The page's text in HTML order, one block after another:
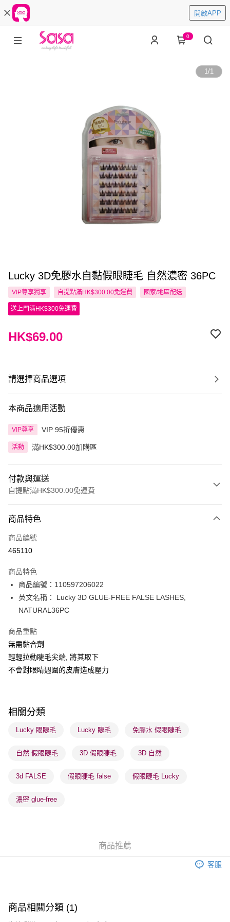
開啟APP
0
1/1
Lucky 3D免膠水自黏假眼睫毛 自然濃密 36PC
VIP尊享獨享 自提點滿HK$300.00免運費 國家/地區配送
送上門滿HK$300免運費
HK$69.00
請選擇商品選項
本商品適用活動
VIP尊享 VIP 95折優惠
活動 滿HK$300.00加購區
付款與運送
自提點滿HK$300.00免運費
信用卡
Apple Pay
PayMe
WeChat Pay
送貨方式
順豐自助櫃 - 確認發貨後1-3個工作天送達
每筆HK$65.00，滿HK$300.00或以上免運費
每筆HK$65.00，滿HK$300.00或以上免運費
確認發貨後1-3 工作天送達，訂單將隨機分配至SF順豐速運或京東
每筆HK$65.00，滿HK$300.00或以上免運費
(香港門市) 只顯示可選門市。確認發貨後2-5個工作天到店，3天內
每筆HK$20.00，滿HK$100.00或以上免運費
每筆HK$20.00，滿HK$100.00或以上免運費
運費表
商品特色
商品編號
465110
商品特色
商品編號：110597206022
英文名稱： Lucky 3D GLUE-FREE FALSE LASHES,
NATURAL36PC
商品重點
無需黏合劑
輕輕拉動睫毛尖端, 將其取下
不會對眼睛週圍的皮膚造成壓力
相關分類
Lucky 眼睫毛 Lucky 睫毛 免膠水 假眼睫毛
自然 假眼睫毛 3D 假眼睫毛 3D 自然
3d FALSE 假眼睫毛 false 假眼睫毛 Lucky
濃密 glue-free
商品推薦
客服
商品相關分類 (1)